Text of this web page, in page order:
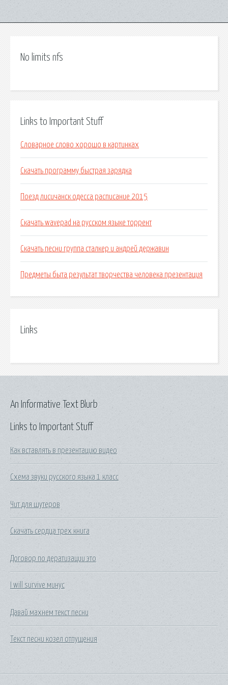
No limits nfs
Links to Important Stuff
Словарное слово хорошо в картинках
Скачать программу быстрая зарядка
Поезд лисичанск одесса расписание 2015
Скачать wavepad на русском языке торрент
Скачать песни группа сталкер и андрей державин
Предметы быта результат творчества человека презентация
Links
Links to Important Stuff
Как вставлять в презентацию видео
Схема звуки русского языка 1 класс
Чит для шутеров
Скачать сердца трех книга
Договор по дератизации это
I will survive минус
Давай махнем текст песни
Текст песни козел отпущения
An Informative Text Blurb